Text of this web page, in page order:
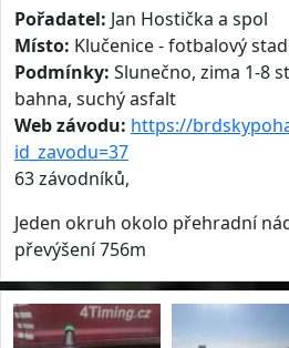
Pořadatel: Jan Hostička a spol
Místo: Klučenice - fotbalový
Podmínky: Slunečno, zima 1-8
bahna, suchý asfalt
Web závodu: https://
id_zavodu=37
63 závodníků,
Jeden okruh okolo přehradní
převýšení 756m